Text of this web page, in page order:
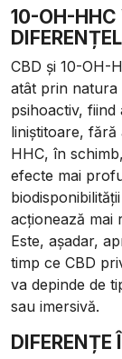
10-OH-HHC
CBD și 10-OH-
atât prin natura
psihoactiv,
liniștitoare, fără
HHC, în
efecte mai
acționează mai
Este, așadar,
timp ce CBD
va depinde de
sau imersivă.